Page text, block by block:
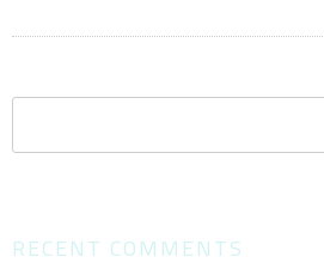
RECENT COMMENTS